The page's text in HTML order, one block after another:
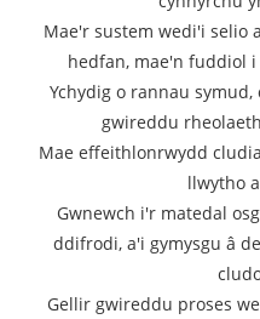
Mae'r sustem wedi'i selio
hedfan, mae'n fuddiol
Ychydig o rannau
gwireddu
Mae effeithlonrwydd
llwytho
Gwnewch i'r matedal
ddifrodi, a'i gymysgu â
Gellir gwireddu proses